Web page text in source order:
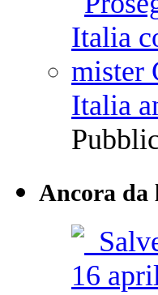
Italia
Ancora da